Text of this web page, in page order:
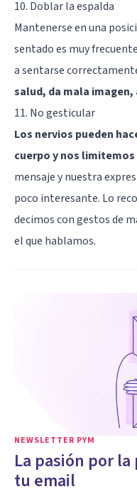
10. Doblar la espalda
Mantenerse en una
sentado es muy
a sentarse
salud, da mala
11. No gesticular
Los nervios pueden
cuerpo y nos
mensaje y nuestra
poco interesante. Lo
decimos con gestos de
el que hablamos.
NEWSLETTER PYM
La pasión por
tu email